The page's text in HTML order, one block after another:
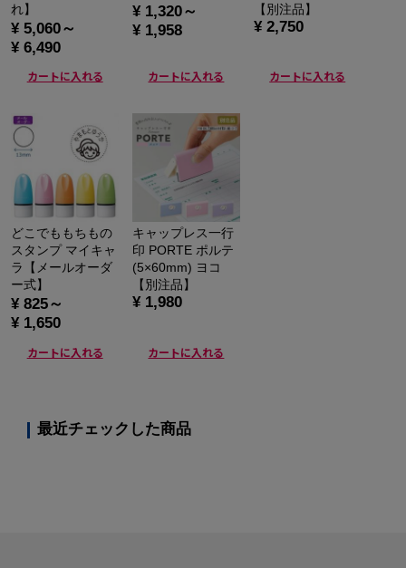
れ】
¥ 5,060～
¥ 6,490
カートに入れる
¥ 1,320～
¥ 1,958
カートに入れる
【別注品】
¥ 2,750
カートに入れる
どこでももちもの
スタンプ マイキャ
ラ【メールオーダ
ー式】
¥ 825～
¥ 1,650
カートに入れる
キャップレス一行
印 PORTE ポルテ
(5×60mm) ヨコ
【別注品】
¥ 1,980
カートに入れる
最近チェックした商品